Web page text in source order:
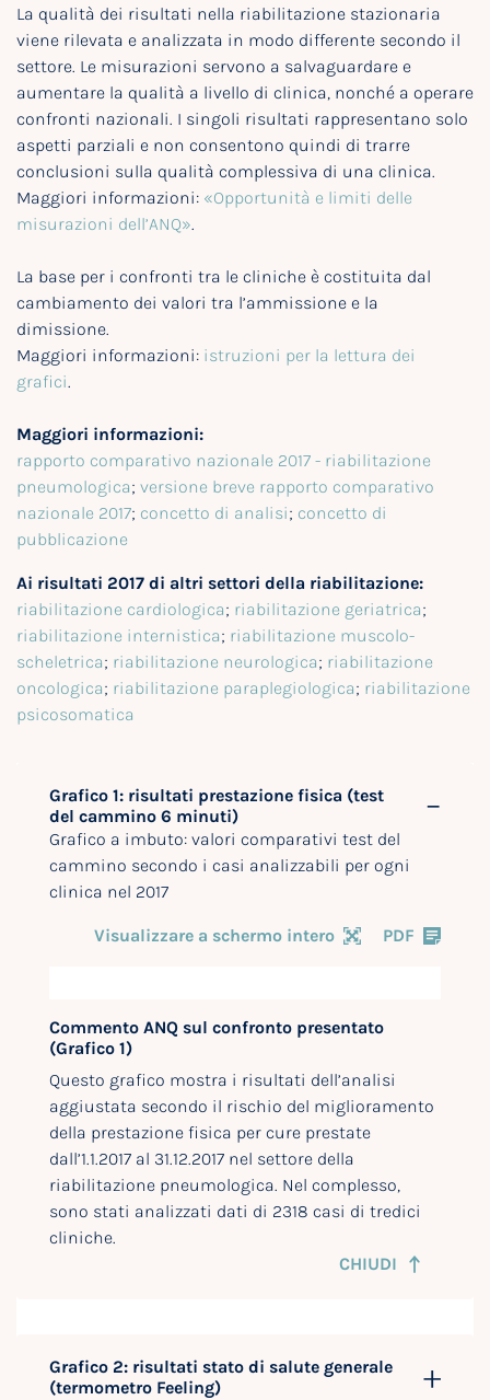
La qualità dei risultati nella riabilitazione stazionaria
viene rilevata e analizzata in modo differente secondo il
settore. Le misurazioni servono a salvaguardare e
aumentare la qualità a livello di clinica, nonché a operare
confronti nazionali. I singoli risultati rappresentano solo
aspetti parziali e non consentono quindi di trarre
conclusioni sulla qualità complessiva di una clinica.
Maggiori informazioni: «Opportunità e limiti delle
misurazioni dell’ANQ».
La base per i confronti tra le cliniche è costituita dal
cambiamento dei valori tra l’ammissione e la
dimissione.
Maggiori informazioni: istruzioni per la lettura dei
grafici.
Maggiori informazioni:
rapporto comparativo nazionale 2017 - riabilitazione
pneumologica; versione breve rapporto comparativo
nazionale 2017; concetto di analisi; concetto di
pubblicazione
Ai risultati 2017 di altri settori della riabilitazione:
riabilitazione cardiologica; riabilitazione geriatrica;
riabilitazione internistica; riabilitazione muscolo-
scheletrica; riabilitazione neurologica; riabilitazione
oncologica; riabilitazione paraplegiologica; riabilitazione
psicosomatica
Grafico 1: risultati prestazione fisica (test
del cammino 6 minuti)
Grafico a imbuto: valori comparativi test del
cammino secondo i casi analizzabili per ogni
clinica nel 2017
Visualizzare a schermo intero PDF
Commento ANQ sul confronto presentato
(Grafico 1)
Questo grafico mostra i risultati dell’analisi
aggiustata secondo il rischio del miglioramento
della prestazione fisica per cure prestate
dall’1.1.2017 al 31.12.2017 nel settore della
riabilitazione pneumologica. Nel complesso,
sono stati analizzati dati di 2318 casi di tredici
cliniche.
CHIUDI
Grafico 2: risultati stato di salute generale
(termometro Feeling)